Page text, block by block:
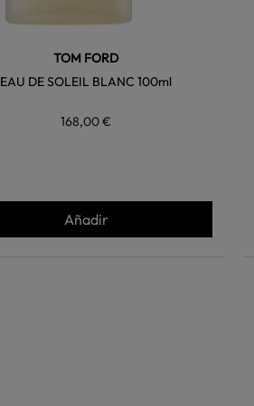
TOM FORD
EAU DE SOLEIL BLANC 100ml
168,00 €
Añadir